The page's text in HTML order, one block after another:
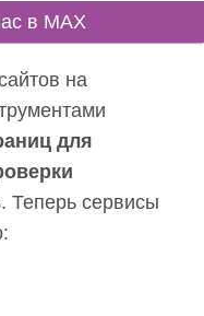
в MAX
на
для
. Теперь сервисы